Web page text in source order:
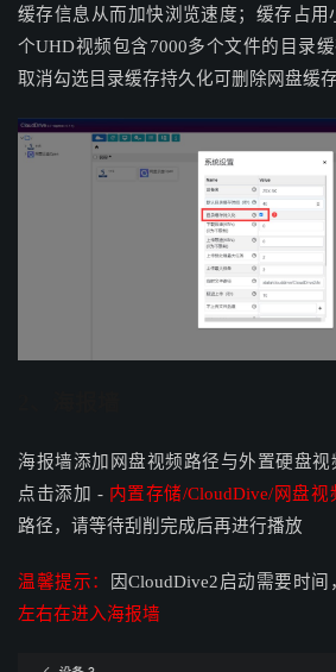
缓存信息从而加快浏览速度；缓存占用
个UHD视频包含7000多个文件的目录
取消勾选目录缓存持久化可删除网盘缓存
海报墙添加网盘视频路径与外置硬盘
点击添加 - 内置存储/CloudDive/网盘视
路径，请等待刮削完成后再进行播放
温馨提示： 因CloudDive2启动需要时间
左右在进入海报墙